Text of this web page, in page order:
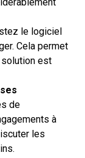
le logiciel
Cela permet
solution est
de
à
les